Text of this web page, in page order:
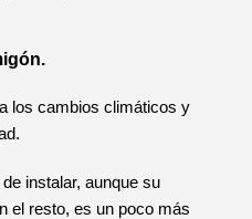
los cambios climáticos y
instalar, aunque su
el resto, es un poco más